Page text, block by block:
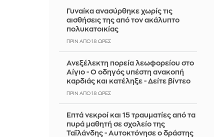
Γυναίκα ανασύρθηκε χωρίς τις
αισθήσεις της από τον ακάλυπτο
πολυκατοικίας
ΠΡΙΝ ΑΠΌ 18 ΏΡΕΣ
Ανεξέλεκτη πορεία λεωφορείου στο
Αίγιο - Ο οδηγός υπέστη ανακοπή
καρδιάς και κατέληξε - Δείτε βίντεο
ΠΡΙΝ ΑΠΌ 18 ΏΡΕΣ
Επτά νεκροί και 15 τραυματίες από τα
πυρά μαθητή σε σχολείο της
Ταϊλάνδης - Αυτοκτόνησε ο δράστης